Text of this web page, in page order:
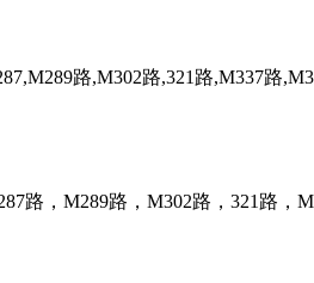
路,M302路,321路,M337路
路，M289路，M302路，321路，